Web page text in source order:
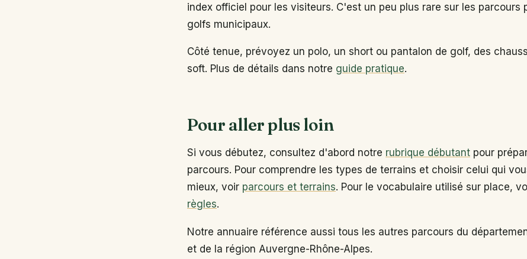
index officiel pour les visiteurs. C'est un peu plus rare sur les parcours
golfs municipaux.
Côté tenue, prévoyez un polo, un short ou pantalon de golf, des
soft. Plus de détails dans notre guide pratique.
Pour aller plus loin
Si vous débutez, consultez d'abord notre rubrique débutant pour
parcours. Pour comprendre les types de terrains et choisir celui qui
mieux, voir parcours et terrains. Pour le vocabulaire utilisé sur place,
règles.
Notre annuaire référence aussi tous les autres parcours du
et de la région Auvergne-Rhône-Alpes.